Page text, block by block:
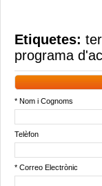
Etiquetes:
programa
* Nom i Cognoms
Telèfon
* Correo Electrònic